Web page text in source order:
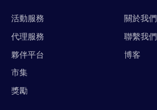
活動服務
代理服務
夥伴平台
市集
獎勵
關於我們
聯繫我們
博客